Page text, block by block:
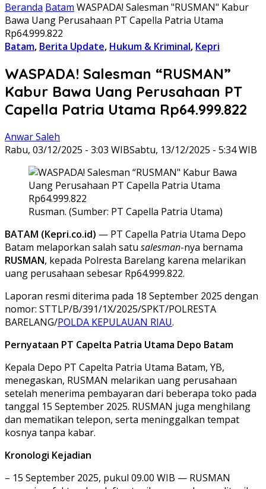
Beranda Batam WASPADA! Salesman "RUSMAN" Kabur
Bawa Uang Perusahaan PT Capella Patria Utama
Rp64.999.822
Batam, Berita Update, Hukum & Kriminal, Kepri
WASPADA! Salesman “RUSMAN”
Kabur Bawa Uang Perusahaan PT
Capella Patria Utama Rp64.999.822
Anwar Saleh
Rabu, 03/12/2025 - 3:03 WIBSabtu, 13/12/2025 - 5:34 WIB
Rusman. (Sumber: PT Capella Patria Utama)
BATAM (Kepri.co.id) — PT Capella Patria Utama Depo
Batam melaporkan salah satu salesman-nya bernama
RUSMAN, kepada Polresta Barelang karena melarikan
uang perusahaan sebesar Rp64.999.822.
Laporan resmi diterima pada 18 September 2025 dengan
nomor: STTLP/B/391/1X/2025/SPKT/POLRESTA
BARELANG/POLDA KEPULAUAN RIAU.
Pernyataan PT Capelta Patria Utama Depo Batam
Kepala Depo PT Capelta Patria Utama Batam, YB,
menegaskan, RUSMAN melarikan uang perusahaan
setelah menerima pembayaran dari beberapa toko pada
tanggal 15 September 2025. RUSMAN juga menghilang
dan mematikan telepon, serta meninggalkan tempat
kosnya tanpa kabar.
Kronologi Kejadian
– 15 September 2025, pukul 09.00 WIB — RUSMAN